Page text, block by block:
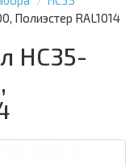
Полиэстер RAL1014
НС35-